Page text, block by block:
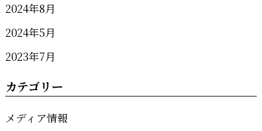
2024年8月
2024年5月
2023年7月
カテゴリー
メディア情報